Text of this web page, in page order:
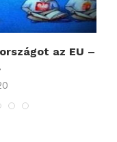
az EU –